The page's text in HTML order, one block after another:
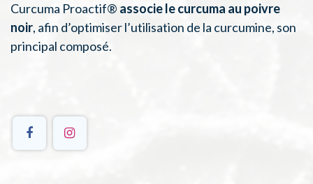
Curcuma Proactif® associe le curcuma au poivre
noir, afin d’optimiser l’utilisation de la curcumine, son
principal composé.